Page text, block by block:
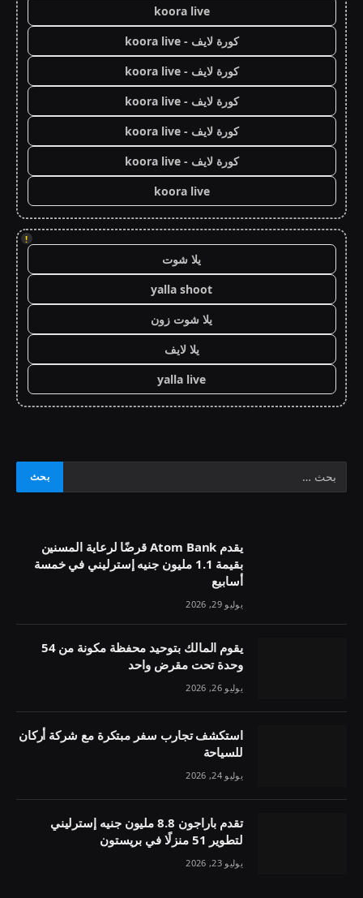
koora live
كورة لايف - koora live
كورة لايف - koora live
كورة لايف - koora live
كورة لايف - koora live
كورة لايف - koora live
koora live
!
يلا شوت
yalla shoot
يلا شوت زون
يلا لايف
yalla live
يقدم Atom Bank قرضًا لرعاية المسنين
بقيمة 1.1 مليون جنيه إسترليني في خمسة
أسابيع
يوليو 29, 2026
يقوم المالك بتوحيد محفظة مكونة من 54
وحدة تحت مقرض واحد
يوليو 26, 2026
استكشف تجارب سفر مبتكرة مع شركة أركان
للسياحة
يوليو 24, 2026
تقدم باراجون 8.8 مليون جنيه إسترليني
لتطوير 51 منزلًا في بريستون
يوليو 23, 2026